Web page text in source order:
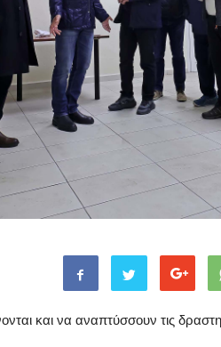
και να αναπτύσσουν τις